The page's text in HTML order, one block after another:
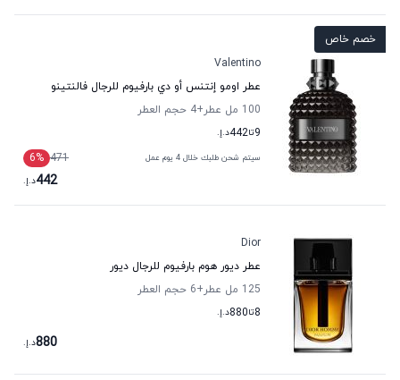
خصم خاص
Valentino
عطر اومو إنتنس أو دي بارفيوم للرجال فالنتينو
100 مل عطر
+4
حجم العطر
9تا442د.إ.
سيتم شحن طلبك خلال 4 يوم عمل 471
6%
442د.إ.
Dior
عطر ديور هوم بارفيوم للرجال ديور
125 مل عطر
+6
حجم العطر
8تا880د.إ.
880د.إ.